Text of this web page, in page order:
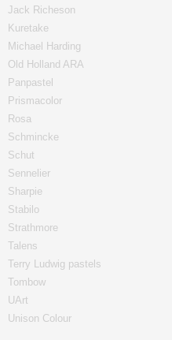
Jack Richeson
Kuretake
Michael Harding
Old Holland ARA
Panpastel
Prismacolor
Rosa
Schmincke
Schut
Sennelier
Sharpie
Stabilo
Strathmore
Talens
Terry Ludwig pastels
Tombow
UArt
Unison Colour